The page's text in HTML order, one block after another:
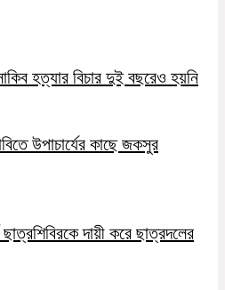
হত্যার বিচার দুই বছরেও হয়নি
উপাচার্যের কাছে জকসুর
দায়ী করে ছাত্রদলের